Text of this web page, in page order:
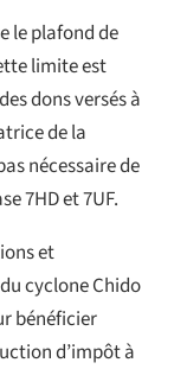
le plafond de
limite est
dons versés à
de la
nécessaire de
7HD et 7UF.
et
cyclone Chido
bénéficier
d’impôt à